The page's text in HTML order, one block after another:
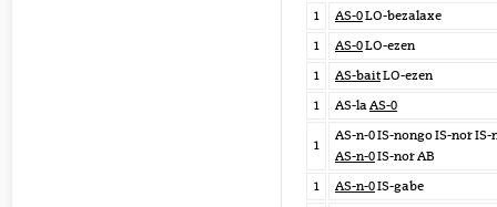
1
AS-0LO-bezalaxe
1
AS-0LO-ezen
1
AS-baitLO-ezen
1
AS-laAS-0
1
AS-n-0 IS-nongo IS-nor IS-
AS-n-0IS-nor AB
1
AS-n-0IS-gabe